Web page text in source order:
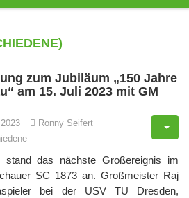
zum Jubiläum „150 Jahre
am 15. Juli 2023 mit GM
Ronny Seifert
stand das nächste Großereignis im
SC 1873 an. Großmeister Raj
bei der USV TU Dresden,